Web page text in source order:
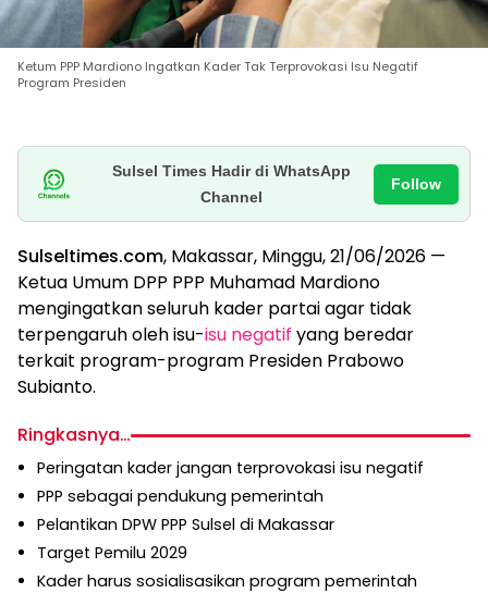
Ketum PPP Mardiono Ingatkan Kader Tak Terprovokasi Isu Negatif
Program Presiden
Sulsel Times Hadir di WhatsApp
Channel
Follow
Sulseltimes.com, Makassar, Minggu, 21/06/2026 —
Ketua Umum DPP PPP Muhamad Mardiono
mengingatkan seluruh kader partai agar tidak
terpengaruh oleh isu-isu negatif yang beredar
terkait program-program Presiden Prabowo
Subianto.
Ringkasnya…
Peringatan kader jangan terprovokasi isu negatif
PPP sebagai pendukung pemerintah
Pelantikan DPW PPP Sulsel di Makassar
Target Pemilu 2029
Kader harus sosialisasikan program pemerintah